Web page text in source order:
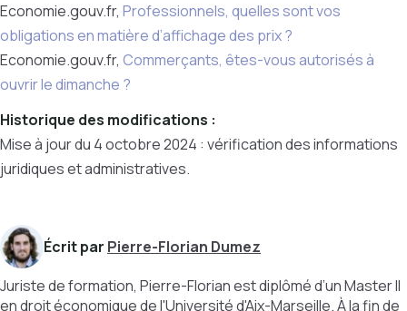
Economie.gouv.fr, Professionnels, quelles sont vos
obligations en matière d’affichage des prix ?
Economie.gouv.fr, Commerçants, êtes-vous autorisés à
ouvrir le dimanche ?
Historique des modifications :
Mise à jour du 4 octobre 2024 : vérification des informations
juridiques et administratives.
Écrit par Pierre-Florian Dumez
Juriste de formation, Pierre-Florian est diplômé d’un Master II
en droit économique de l'Université d'Aix-Marseille. À la fin de